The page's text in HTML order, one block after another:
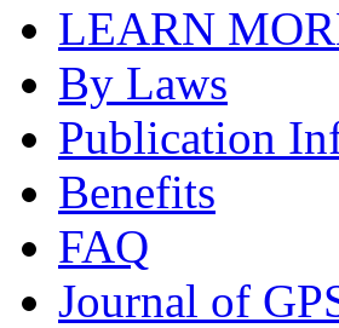
LEARN
By Laws
Publication
Benefits
FAQ
Journal of